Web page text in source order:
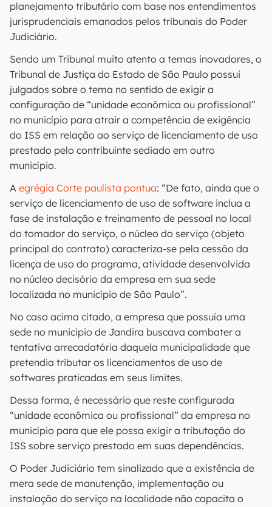
planejamento tributário com base nos entendimentos
jurisprudenciais emanados pelos tribunais do Poder
Judiciário.
Sendo um Tribunal muito atento a temas inovadores, o
Tribunal de Justiça do Estado de São Paulo possui
julgados sobre o tema no sentido de exigir a
configuração de “unidade econômica ou profissional”
no município para atrair a competência de exigência
do ISS em relação ao serviço de licenciamento de uso
prestado pelo contribuinte sediado em outro
município.
A egrégia Corte paulista pontua: “De fato, ainda que o
serviço de licenciamento de uso de software inclua a
fase de instalação e treinamento de pessoal no local
do tomador do serviço, o núcleo do serviço (objeto
principal do contrato) caracteriza-se pela cessão da
licença de uso do programa, atividade desenvolvida
no núcleo decisório da empresa em sua sede
localizada no município de São Paulo”.
No caso acima citado, a empresa que possuía uma
sede no município de Jandira buscava combater a
tentativa arrecadatória daquela municipalidade que
pretendia tributar os licenciamentos de uso de
softwares praticadas em seus limites.
Dessa forma, é necessário que reste configurada
“unidade econômica ou profissional” da empresa no
município para que ele possa exigir a tributação do
ISS sobre serviço prestado em suas dependências.
O Poder Judiciário tem sinalizado que a existência de
mera sede de manutenção, implementação ou
instalação do serviço na localidade não capacita o